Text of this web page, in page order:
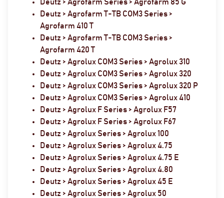
Deutz > Agrofarm Series > Agrofarm 85 G
Deutz > Agrofarm T-TB COM3 Series >
Agrofarm 410 T
Deutz > Agrofarm T-TB COM3 Series >
Agrofarm 420 T
Deutz > Agrolux COM3 Series > Agrolux 310
Deutz > Agrolux COM3 Series > Agrolux 320
Deutz > Agrolux COM3 Series > Agrolux 320 P
Deutz > Agrolux COM3 Series > Agrolux 410
Deutz > Agrolux F Series > Agrolux F57
Deutz > Agrolux F Series > Agrolux F67
Deutz > Agrolux Series > Agrolux 100
Deutz > Agrolux Series > Agrolux 4.75
Deutz > Agrolux Series > Agrolux 4.75 E
Deutz > Agrolux Series > Agrolux 4.80
Deutz > Agrolux Series > Agrolux 45 E
Deutz > Agrolux Series > Agrolux 50